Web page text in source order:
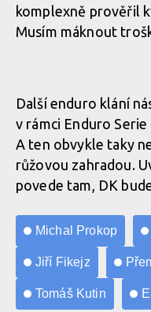
komplexně prověřil
Musím máknout
Další enduro klání
v rámci Enduro
A ten obvykle taky
růžovou zahradou.
povede tam, DK
Michal Prokop
Jiří Fikejz
Tomáš Kutin